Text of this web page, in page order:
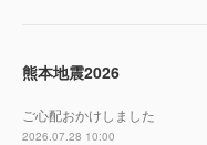
熊本地震2026
ご心配おかけしました
2026.07.28 10:00